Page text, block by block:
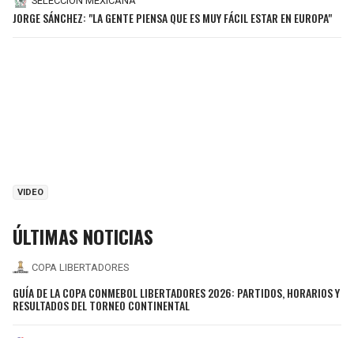
JORGE SÁNCHEZ: "LA GENTE PIENSA QUE ES MUY FÁCIL ESTAR EN EUROPA"
VIDEO
ÚLTIMAS NOTICIAS
COPA LIBERTADORES
GUÍA DE LA COPA CONMEBOL LIBERTADORES 2026: PARTIDOS, HORARIOS Y
RESULTADOS DEL TORNEO CONTINENTAL